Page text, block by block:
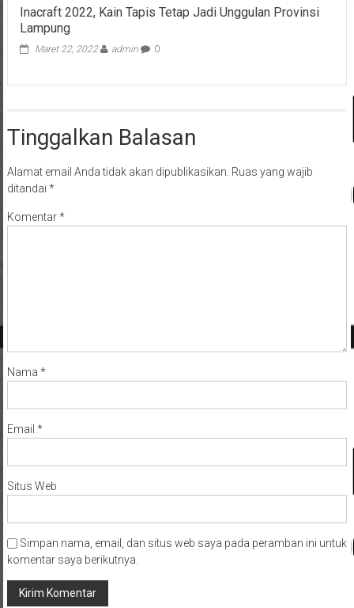
Inacraft 2022, Kain Tapis Tetap Jadi Unggulan Provinsi
Lampung
Maret 22, 2022 admin 0
Tinggalkan Balasan
Alamat email Anda tidak akan dipublikasikan. Ruas yang wajib
ditandai *
Komentar*
Nama *
Email *
Situs Web
Simpan nama, email, dan situs web saya pada peramban ini untuk
komentar saya berikutnya.